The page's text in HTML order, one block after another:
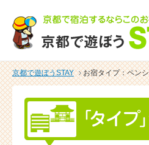
京都で遊ぼうSTAY お宿タイプ：ペン